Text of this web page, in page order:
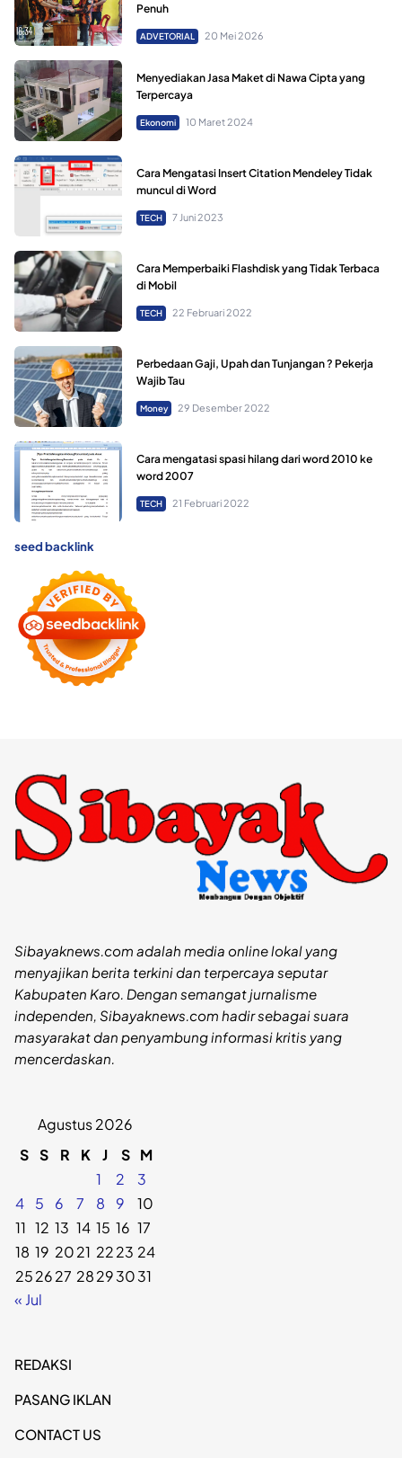
Penuh
ADVETORIAL 20 Mei 2026
Menyediakan Jasa Maket di Nawa Cipta yang
Terpercaya
Ekonomi 10 Maret 2024
Cara Mengatasi Insert Citation Mendeley Tidak
muncul di Word
TECH 7 Juni 2023
Cara Memperbaiki Flashdisk yang Tidak Terbaca
di Mobil
TECH 22 Februari 2022
Perbedaan Gaji, Upah dan Tunjangan ? Pekerja
Wajib Tau
Money 29 Desember 2022
Cara mengatasi spasi hilang dari word 2010 ke
word 2007
TECH 21 Februari 2022
seed backlink
Sibayaknews.com adalah media online lokal yang
menyajikan berita terkini dan terpercaya seputar
Kabupaten Karo. Dengan semangat jurnalisme
independen, Sibayaknews.com hadir sebagai suara
masyarakat dan penyambung informasi kritis yang
mencerdaskan.
Agustus 2026
S S R K J S M
1
2
3
4
5 6 7 8 9
10
11 12 13 14 15 16 17
18 19 2021 2223 24
252627 28293031
« Jul
REDAKSI
PASANG IKLAN
CONTACT US